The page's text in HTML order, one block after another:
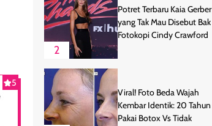
5
2
Potret Terbaru Kaia Gerber
yang Tak Mau Disebut Bak
Fotokopi Cindy Crawford
Viral! Foto Beda Wajah
Kembar Identik: 20 Tahun
Pakai Botox Vs Tidak